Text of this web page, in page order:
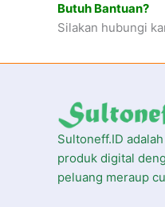
Butuh Bantuan?
Silakan hubungi
Sultoneff.ID
produk digital
peluang meraup